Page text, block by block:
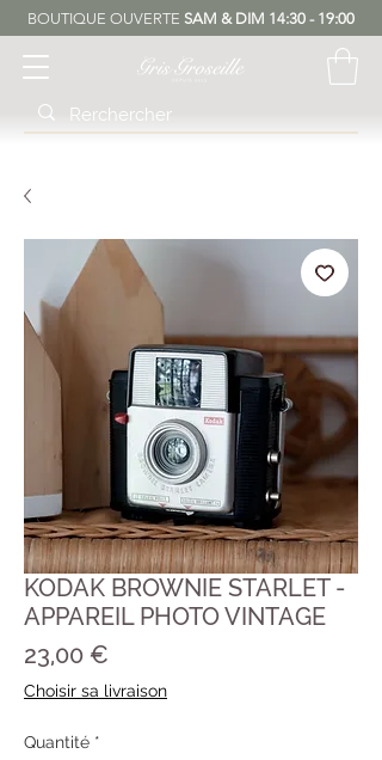
BOUTIQUE OUVERTE SAM & DIM 14:30 - 19:00
KODAK BROWNIE STARLET -
APPAREIL PHOTO VINTAGE
23,00 €
Choisir sa livraison
Quantité *